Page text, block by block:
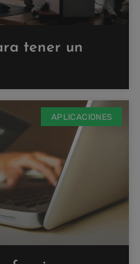
tener un
APLICACIONES